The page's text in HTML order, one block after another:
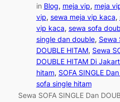
in Blog, meja vip, meja
vip, sewa meja vip kaca,
vip kaca, sewa sofa
single dan double, Sewa
DOUBLE HITAM, Sewa
DOUBLE HITAM Di
hitam, SOFA SINGLE
sofa single hitam
Sewa SOFA SINGLE Dan